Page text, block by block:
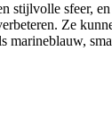
stijlvolle sfeer,
Ze
marineblauw,